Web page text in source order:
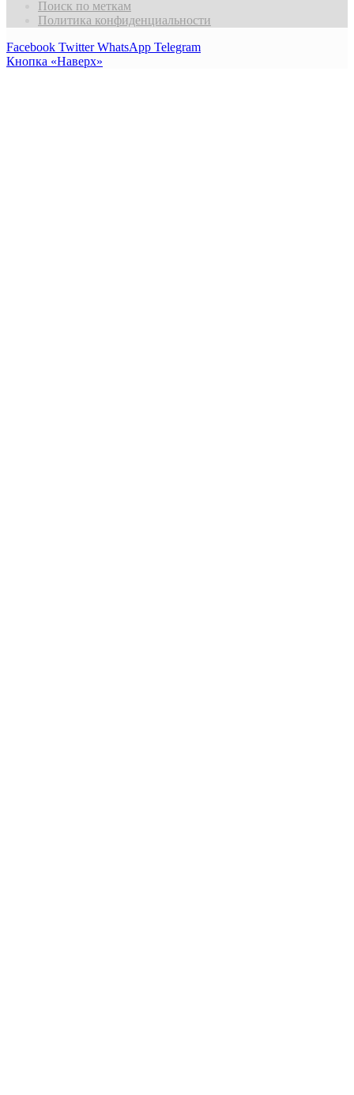
Поиск по меткам
Политика конфиденциальности
Facebook Twitter WhatsApp Telegram
Кнопка «Наверх»